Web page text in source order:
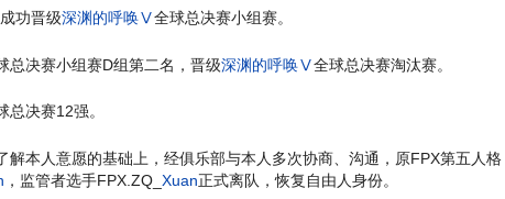
功晋级深渊的呼唤Ⅴ全球总决赛小组赛。
总决赛小组赛D组第二名，晋级深渊的呼唤Ⅴ全球总决赛淘汰赛。
总决赛12强。
本人意愿的基础上，经俱乐部与本人多次协商、沟通，原FPX第五人格
，监管者选手FPX.ZQ_Xuan正式离队，恢复自由人身份。